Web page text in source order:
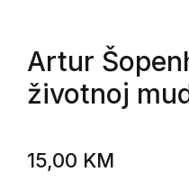
Artur
životnoj
15,00 KM